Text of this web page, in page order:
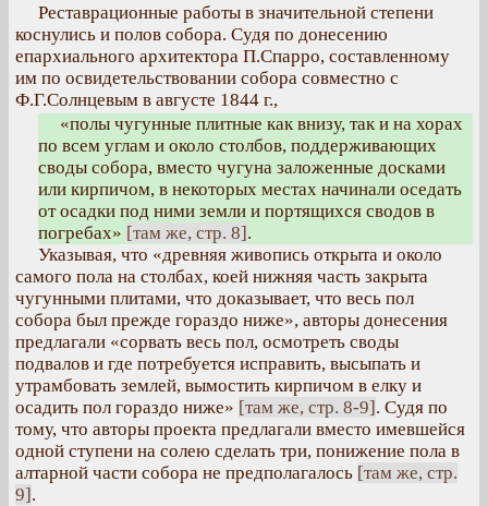
Реставрационные работы в значительной степени
коснулись и полов собора. Судя по донесению
епархиального архитектора П.Спарро, составленному
им по освидетельствовании собора совместно с
Ф.Г.Солнцевым в августе 1844 г.,
«полы чугунные плитные как внизу, так и на хорах
по всем углам и около столбов, поддерживающих
своды собора, вместо чугуна заложенные досками
или кирпичом, в некоторых местах начинали оседать
от осадки под ними земли и портящихся сводов в
погребах» [там же, стр. 8].
Указывая, что «древняя живопись открыта и около
самого пола на столбах, коей нижняя часть закрыта
чугунными плитами, что доказывает, что весь пол
собора был прежде гораздо ниже», авторы донесения
предлагали «сорвать весь пол, осмотреть своды
подвалов и где потребуется исправить, высыпать и
утрамбовать землей, вымостить кирпичом в елку и
осадить пол гораздо ниже» [там же, стр. 8-9]. Судя по
тому, что авторы проекта предлагали вместо имевшейся
одной ступени на солею сделать три, понижение пола в
алтарной части собора не предполагалось [там же, стр.
9].